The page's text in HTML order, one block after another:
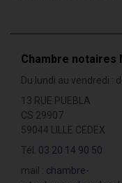
Chambre notaires
Du lundi au vendredi :
13 RUE PUEBLA
CS 29907
59044 LILLE CEDEX
Tél. 03 20 14 90 50
mail : chambre-